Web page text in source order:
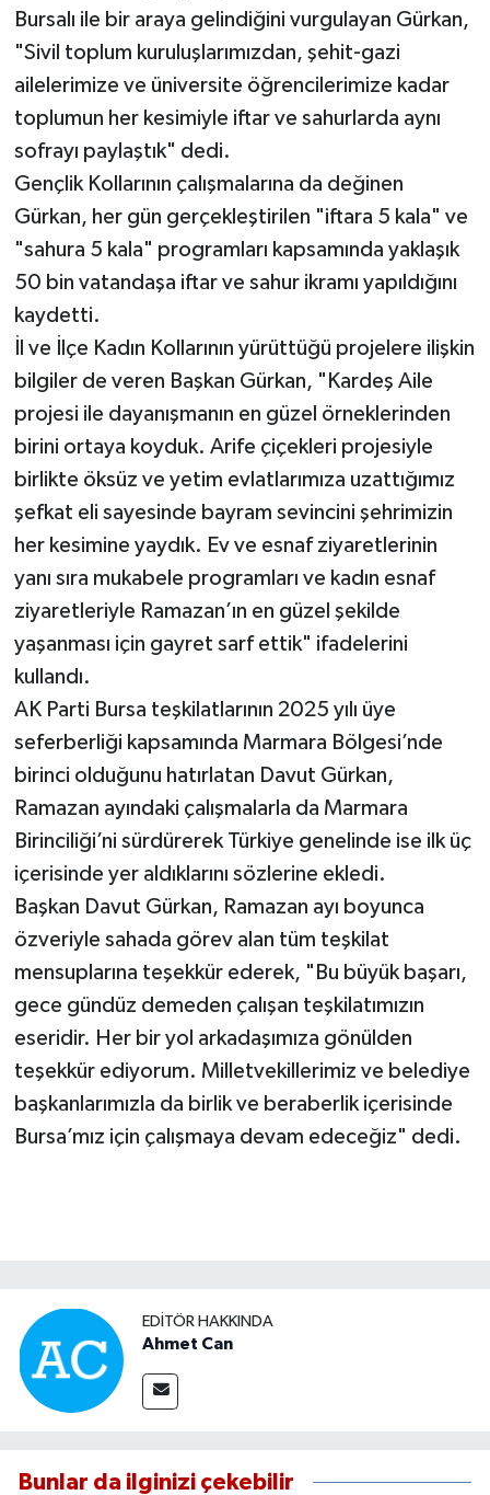
Bursalı ile bir araya gelindiğini vurgulayan Gürkan,
"Sivil toplum kuruluşlarımızdan, şehit-gazi
ailelerimize ve üniversite öğrencilerimize kadar
toplumun her kesimiyle iftar ve sahurlarda aynı
sofrayı paylaştık" dedi.
Gençlik Kollarının çalışmalarına da değinen
Gürkan, her gün gerçekleştirilen "iftara 5 kala" ve
"sahura 5 kala" programları kapsamında yaklaşık
50 bin vatandaşa iftar ve sahur ikramı yapıldığını
kaydetti.
İl ve İlçe Kadın Kollarının yürüttüğü projelere ilişkin
bilgiler de veren Başkan Gürkan, "Kardeş Aile
projesi ile dayanışmanın en güzel örneklerinden
birini ortaya koyduk. Arife çiçekleri projesiyle
birlikte öksüz ve yetim evlatlarımıza uzattığımız
şefkat eli sayesinde bayram sevincini şehrimizin
her kesimine yaydık. Ev ve esnaf ziyaretlerinin
yanı sıra mukabele programları ve kadın esnaf
ziyaretleriyle Ramazan’ın en güzel şekilde
yaşanması için gayret sarf ettik" ifadelerini
kullandı.
AK Parti Bursa teşkilatlarının 2025 yılı üye
seferberliği kapsamında Marmara Bölgesi’nde
birinci olduğunu hatırlatan Davut Gürkan,
Ramazan ayındaki çalışmalarla da Marmara
Birinciliği’ni sürdürerek Türkiye genelinde ise ilk üç
içerisinde yer aldıklarını sözlerine ekledi.
Başkan Davut Gürkan, Ramazan ayı boyunca
özveriyle sahada görev alan tüm teşkilat
mensuplarına teşekkür ederek, "Bu büyük başarı,
gece gündüz demeden çalışan teşkilatımızın
eseridir. Her bir yol arkadaşımıza gönülden
teşekkür ediyorum. Milletvekillerimiz ve belediye
başkanlarımızla da birlik ve beraberlik içerisinde
Bursa’mız için çalışmaya devam edeceğiz" dedi.
EDITÖR HAKKINDA
Ahmet Can
Bunlar da ilginizi çekebilir